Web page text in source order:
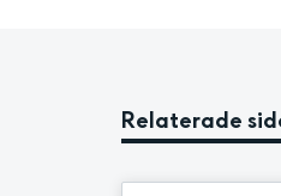
Relaterade